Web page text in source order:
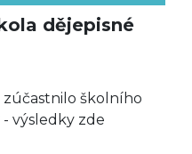
dějepisné
zúčastnilo školního
výsledky zde